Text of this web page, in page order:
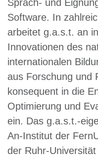
Sprach- und
Software. In
arbeitet g.a.s.t. an
Innovationen des
internationalen
aus Forschung und
konsequent in die
Optimierung und
ein. Das g.a.s.t.-
An-Institut der
der Ruhr-